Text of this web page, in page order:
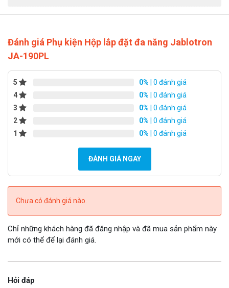
Đánh giá Phụ kiện Hộp lắp đặt đa năng Jablotron
JA-190PL
5 0% | 0 đánh giá
4
0% | 0 đánh giá
3
0% | 0 đánh giá
2
0% | 0 đánh giá
1
0% | 0 đánh giá
ĐÁNH GIÁ NGAY
Chưa có đánh giá nào.
Chỉ những khách hàng đã đăng nhập và đã mua sản phẩm này
mới có thể để lại đánh giá.
Hỏi đáp